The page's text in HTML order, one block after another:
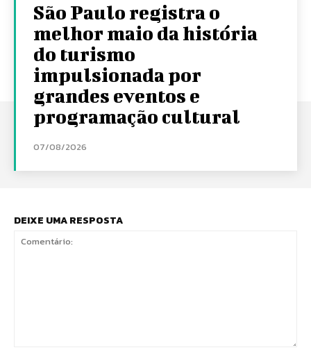
São Paulo registra o
melhor maio da história
do turismo
impulsionada por
grandes eventos e
programação cultural
07/08/2026
DEIXE UMA RESPOSTA